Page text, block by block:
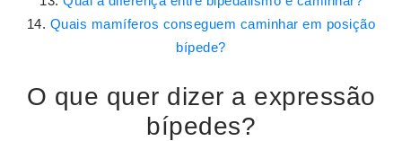
Quais mamíferos conseguem caminhar em posição
bípede?
O que quer dizer a expressão
bípedes?